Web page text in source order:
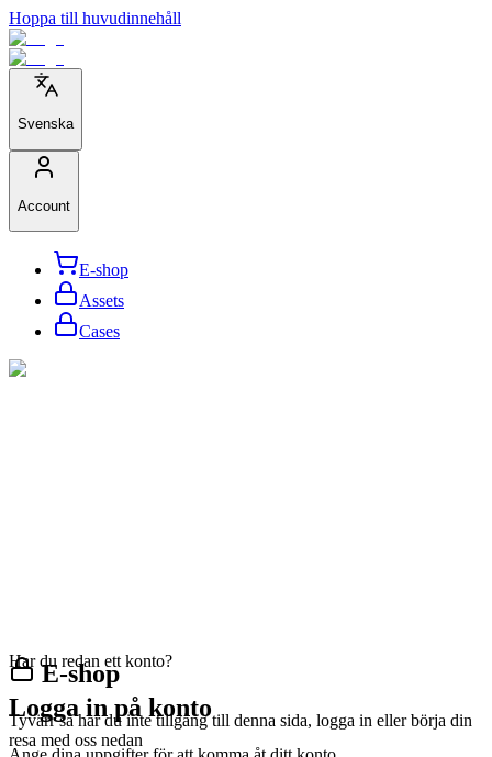
Hoppa till huvudinnehåll
Svenska
Account
E-shop
Assets
Cases
E-shop
Tyvärr så har du inte tillgång till denna sida, logga in eller börja din
resa med oss nedan
Har du redan ett konto?
Logga in på konto